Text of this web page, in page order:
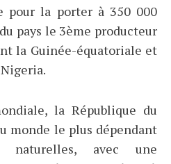
pour la porter à 350 000
pays le 3ème producteur
la Guinée-équatoriale et
la République du
monde le plus dépendant
naturelles, avec une